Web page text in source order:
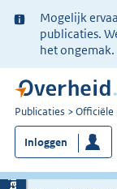
Ter
informatie:
Mogelijk
publicaties.
het ongemak.
U
bent
nu
hier:
Publicaties Officiële
Inloggen